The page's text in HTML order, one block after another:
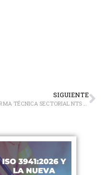
SIGUIENTE
NORMA TÉCNICA SECTORIAL NTS 005-EMPRESAS DE TRANSPORTE TERRESTRE TURÍSTICO